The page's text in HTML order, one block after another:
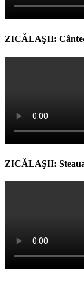
ZICĂLAŞII:
ZICĂLAŞII: